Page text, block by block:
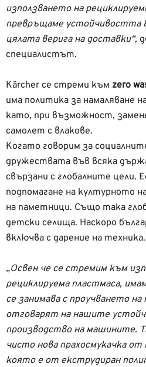
използването на
превръщаме устойчивостта
цялата верига на доставки“,
специалистът.
Kärcher се стреми към zero
има политика за намаляване
като, при възможност,
самолет с влакове.
Когато говорим за
дружествата във всяка
свързани с глобалните цели.
подпомагане на културното
на паметници. Също така
детски селища. Наскоро
включва с дарение на техника.
„Освен че се стремим към
рециклируема пластмаса,
се занимава с проучването
отговарят на нашите
производство на машините.
чисто нова прахосмукачка от
която е от екструдиран